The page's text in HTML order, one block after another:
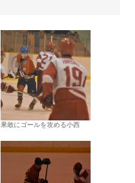
果敢にゴールを攻める小西